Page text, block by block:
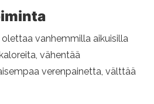
vanhemmilla aikuisilla
vähentää
verenpainetta, välttää